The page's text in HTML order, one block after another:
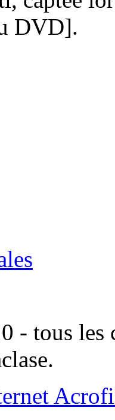
DVD].
- tous les